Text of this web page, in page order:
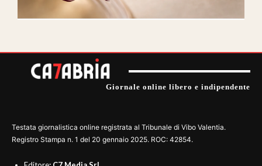
Giornale online libero e indipendente
Testata giornalistica online registrata al Tribunale di Vibo Valentia.
Registro Stampa n. 1 del 20 gennaio 2025. ROC: 42854.